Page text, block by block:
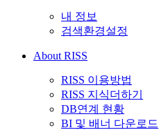
내 정보
검색환경설정
About RISS
RISS 이용방법
RISS 지식더하기
DB연계 현황
BI 및 배너 다운로드